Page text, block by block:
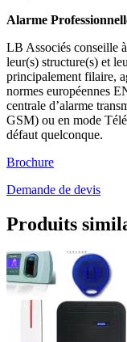
Alarme
LB Associés conseille
leur(s) structure(s) et
principalement filaire,
normes européennes
centrale d’alarme
GSM) ou en mode
défaut quelconque.
Brochure
Demande de devis
Produits